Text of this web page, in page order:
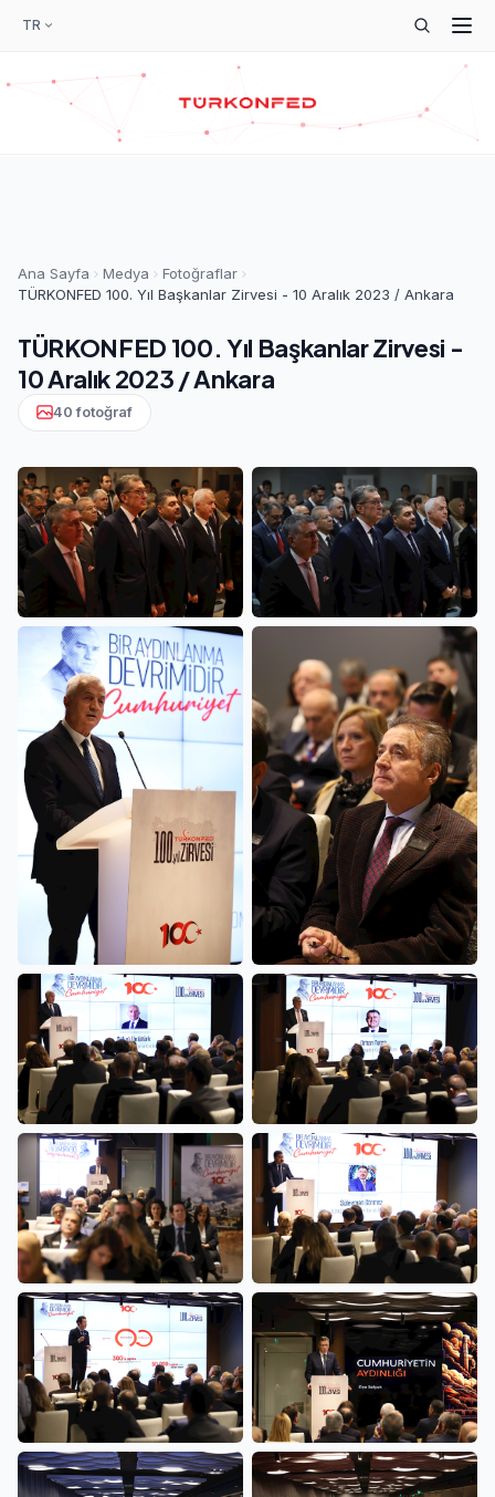
TR
Ana Sayfa Medya
Fotoğraflar
TÜRKONFED 100. Yıl Başkanlar Zirvesi - 10 Aralık 2023 / Ankara
TÜRKONFED 100. Yıl Başkanlar Zirvesi -
10 Aralık 2023 / Ankara
40 fotoğraf